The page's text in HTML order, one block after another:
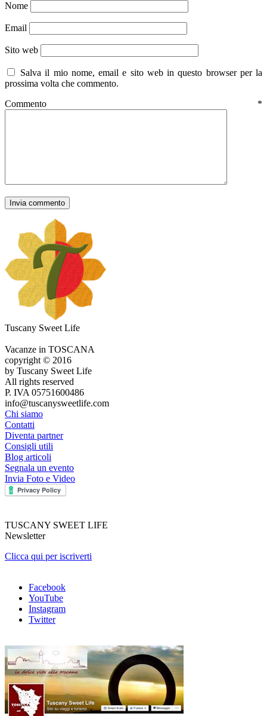
Nome
Email
Sito web
Salva il mio nome, email e sito web in questo browser per la
prossima volta che commento.
Commento *
Tuscany Sweet Life
Vacanze in TOSCANA
copyright © 2016
by Tuscany Sweet Life
All rights reserved
P. IVA 05751600486
info@tuscanysweetlife.com
Chi siamo
Contatti
Diventa partner
Consigli utili
Blog articoli
Segnala un evento
Invia Foto e Video
TUSCANY SWEET LIFE
Newsletter
Clicca qui per iscriverti
Facebook
YouTube
Instagram
Twitter